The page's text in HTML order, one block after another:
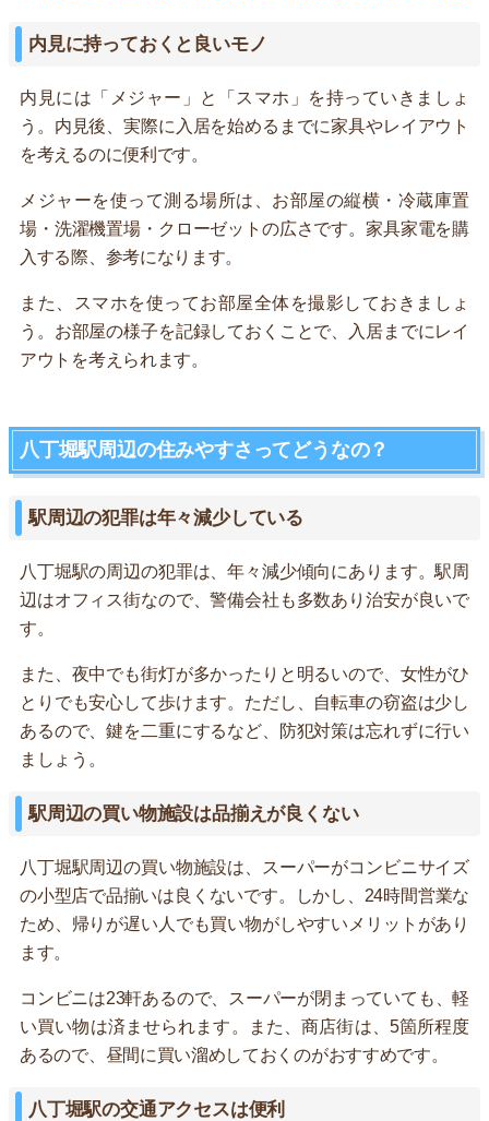
内見に持っておくと良いモノ
内見には「メジャー」と「スマホ」を持っていきましょ
う。内見後、実際に入居を始めるまでに家具やレイアウト
を考えるのに便利です。
メジャーを使って測る場所は、お部屋の縦横・冷蔵庫置
場・洗濯機置場・クローゼットの広さです。家具家電を購
入する際、参考になります。
また、スマホを使ってお部屋全体を撮影しておきましょ
う。お部屋の様子を記録しておくことで、入居までにレイ
アウトを考えられます。
八丁堀駅周辺の住みやすさってどうなの？
駅周辺の犯罪は年々減少している
八丁堀駅の周辺の犯罪は、年々減少傾向にあります。駅周
辺はオフィス街なので、警備会社も多数あり治安が良いで
す。
また、夜中でも街灯が多かったりと明るいので、女性がひ
とりでも安心して歩けます。ただし、自転車の窃盗は少し
あるので、鍵を二重にするなど、防犯対策は忘れずに行い
ましょう。
駅周辺の買い物施設は品揃えが良くない
八丁堀駅周辺の買い物施設は、スーパーがコンビニサイズ
の小型店で品揃いは良くないです。しかし、24時間営業な
ため、帰りが遅い人でも買い物がしやすいメリットがあり
ます。
コンビニは23軒あるので、スーパーが閉まっていても、軽
い買い物は済ませられます。また、商店街は、5箇所程度
あるので、昼間に買い溜めしておくのがおすすめです。
八丁堀駅の交通アクセスは便利